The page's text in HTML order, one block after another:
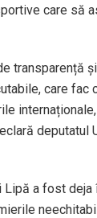
care să
transparență
care fac
deputatul
Lipă a fost